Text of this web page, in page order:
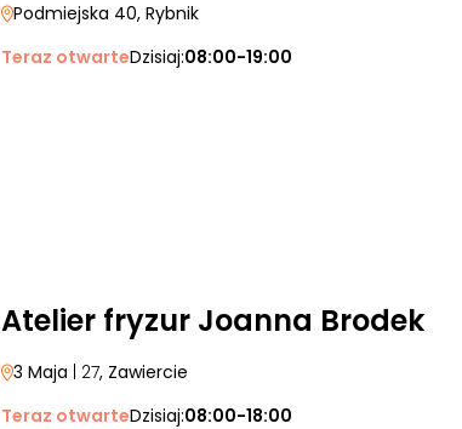
Podmiejska 40, Rybnik
Teraz otwarteDzisiaj:08:00-19:00
Atelier fryzur Joanna Brodek
3 Maja | 27, Zawiercie
Teraz otwarteDzisiaj:08:00-18:00